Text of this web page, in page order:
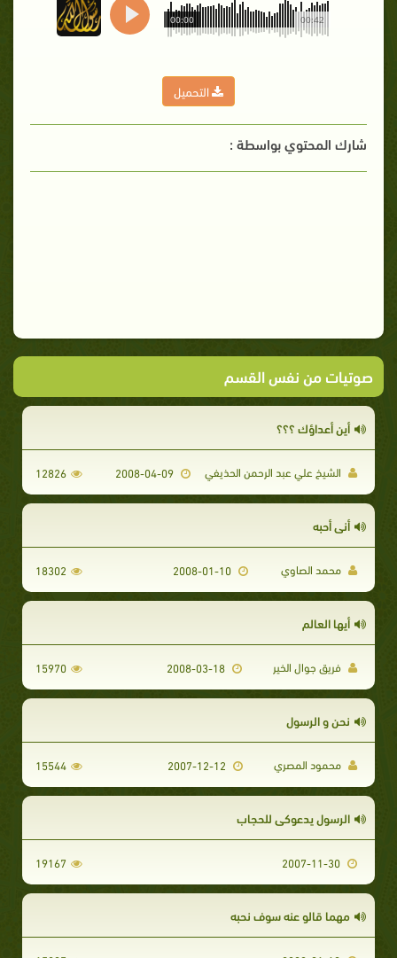
00:42
00:00
التحميل
شارك المحتوي بواسطة :
صوتيات من نفس القسم
أين أعداؤك ؟؟؟
الشيخ علي عبد الرحمن الحذيفي 12826
أني أحبه
محمد الصاوي 2008-01-10
18302
أيها العالم
فريق جوال الخير 15970
نحن و الرسول
محمود المصري 15544
الرسول يدعوكي للحجاب
19167
مهما قالو عنه سوف نحبه